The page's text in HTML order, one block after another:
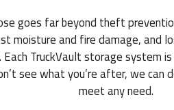
goes far beyond theft
moisture and fire damage, and
TruckVault storage system
see what you’re after, we can
meet any need.